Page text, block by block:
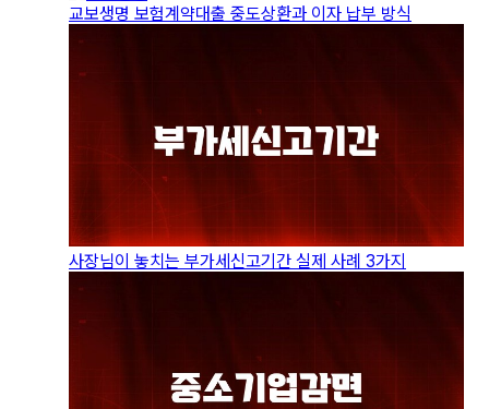
교보생명 보험계약대출 중도상환과 이자 납부 방식
사장님이 놓치는 부가세신고기간 실제 사례 3가지